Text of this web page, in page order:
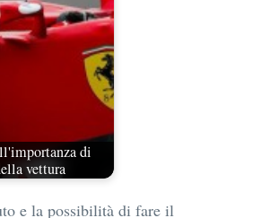
di
vettura
e la possibilità di fare il